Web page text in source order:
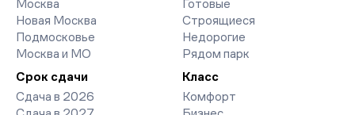
заявку на обратный звонок.
Москва
Новая Москва
Подмосковье
Москва и МО
Готовые
Строящиеся
Недорогие
Рядом парк
Срок сдачи
Сдача в 2026
Класс
Комфорт